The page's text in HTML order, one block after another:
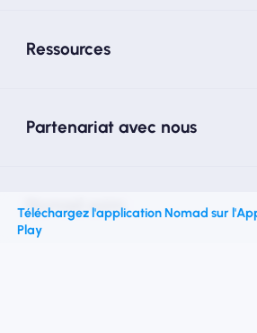
Ressources
Partenariat avec nous
Nomad esim
Téléchargez l'application Nomad sur
Play